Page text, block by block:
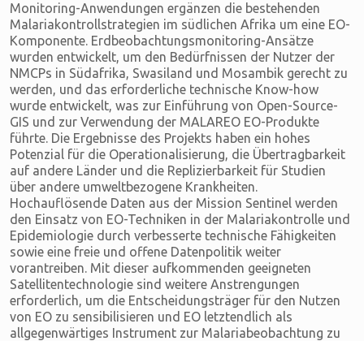
Monitoring-Anwendungen ergänzen die bestehenden
Malariakontrollstrategien im südlichen Afrika um eine EO-
Komponente. Erdbeobachtungsmonitoring-Ansätze
wurden entwickelt, um den Bedürfnissen der Nutzer der
NMCPs in Südafrika, Swasiland und Mosambik gerecht zu
werden, und das erforderliche technische Know-how
wurde entwickelt, was zur Einführung von Open-Source-
GIS und zur Verwendung der MALAREO EO-Produkte
führte. Die Ergebnisse des Projekts haben ein hohes
Potenzial für die Operationalisierung, die Übertragbarkeit
auf andere Länder und die Replizierbarkeit für Studien
über andere umweltbezogene Krankheiten.
Hochauflösende Daten aus der Mission Sentinel werden
den Einsatz von EO-Techniken in der Malariakontrolle und
Epidemiologie durch verbesserte technische Fähigkeiten
sowie eine freie und offene Datenpolitik weiter
vorantreiben. Mit dieser aufkommenden geeigneten
Satellitentechnologie sind weitere Anstrengungen
erforderlich, um die Entscheidungsträger für den Nutzen
von EO zu sensibilisieren und EO letztendlich als
allgegenwärtiges Instrument zur Malariabeobachtung zu